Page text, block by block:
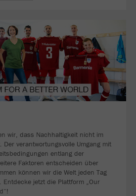
wir, dass Nachhaltigkeit nicht im
verantwortungsvolle Umgang mit
entlang der
Faktoren entscheiden über
können wir die Welt jeden Tag
Entdecke jetzt die Plattform „Our